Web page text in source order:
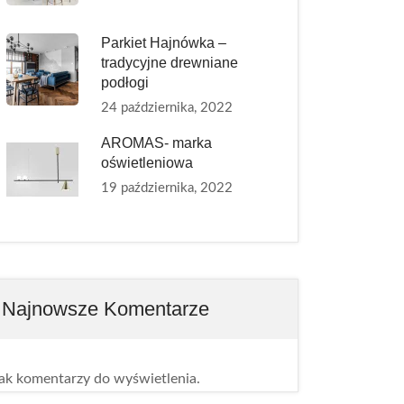
Parkiet Hajnówka –
tradycyjne drewniane
podłogi
24 października, 2022
AROMAS- marka
oświetleniowa
19 października, 2022
Najnowsze Komentarze
komentarzy do wyświetlenia.